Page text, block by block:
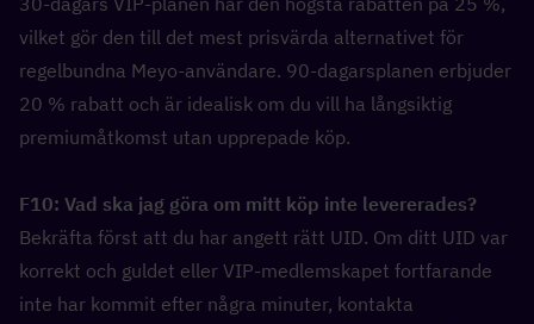
vilket gör den till det mest prisvärda alternativet för
regelbundna Meyo-användare. 90-dagarsplanen erbjuder
20 % rabatt och är idealisk om du vill ha långsiktig
premiumåtkomst utan upprepade köp.
F10: Vad ska jag göra om mitt köp inte levererades?
Bekräfta först att du har angett rätt UID. Om ditt UID var
korrekt och guldet eller VIP-medlemskapet fortfarande
inte har kommit efter några minuter, kontakta